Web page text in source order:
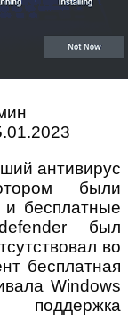
антивирус
были
и бесплатные
был
во
бесплатная
Windows
поддержка